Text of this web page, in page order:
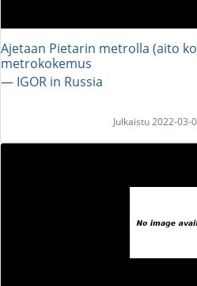
Ajetaan Pietarin metrolla (aito
metrokokemus
― IGOR in Russia
Julkaistu 2022-